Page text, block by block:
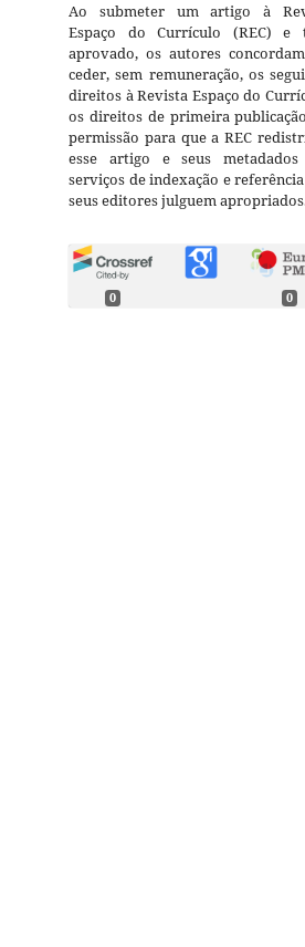
Ao submeter um artigo à
Espaço do Currículo (REC) e
aprovado, os autores
ceder, sem remuneração, os
direitos à Revista Espaço do
os direitos de primeira
permissão para que a REC
esse artigo e seus metadados
serviços de indexação e
seus editores julguem
0 0